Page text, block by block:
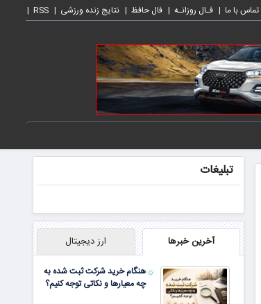
تماس با ما فـال روزانـه فال حافظ نتایج زنده ورزشی RSS
تبلیغات
آخرین خبرها ارز دیجیتال
هنگام خرید شرکت ثبت شده به
چه معیارها و نکاتی توجه کنیم؟